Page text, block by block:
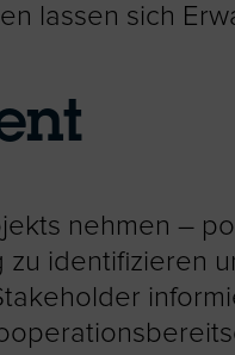
lassen sich
nehmen –
identifizieren